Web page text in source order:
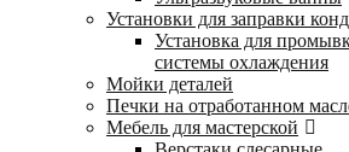
Установки для заправки
Установка для
системы охлаждения
Мойки деталей
Печки на отработанном
Мебель для мастерской